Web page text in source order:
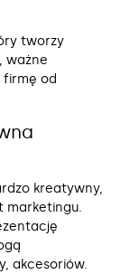
tworzy
ważne
firmę od
kreatywny,
marketingu.
akcesoriów.